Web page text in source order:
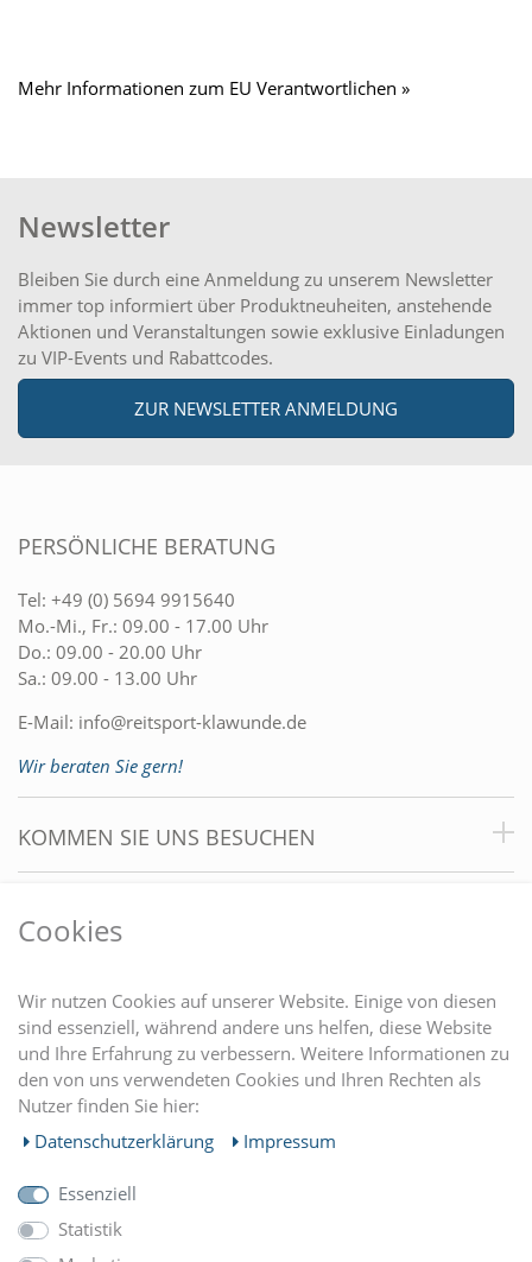
Mehr Informationen zum EU Verantwortlichen »
Newsletter
Bleiben Sie durch eine Anmeldung zu unserem Newsletter
immer top informiert über Produktneuheiten, anstehende
Aktionen und Veranstaltungen sowie exklusive Einladungen
zu VIP-Events und Rabattcodes.
ZUR NEWSLETTER ANMELDUNG
PERSÖNLICHE BERATUNG
Tel: +49 (0) 5694 9915640
Mo.-Mi., Fr.: 09.00 - 17.00 Uhr
Do.: 09.00 - 20.00 Uhr
Sa.: 09.00 - 13.00 Uhr
E-Mail: info@reitsport-klawunde.de
Wir beraten Sie gern!
KOMMEN SIE UNS BESUCHEN
DU FINDEST UNS AUCH AUF
EINKAUFEN
MEIN KONTO
UNTERNEHMEN
Cookies
Wir nutzen Cookies auf unserer Website. Einige von diesen
sind essenziell, während andere uns helfen, diese Website
und Ihre Erfahrung zu verbessern. Weitere Informationen zu
den von uns verwendeten Cookies und Ihren Rechten als
Nutzer finden Sie hier:
Daten­schutz­erklärung
Impressum
Essenziell
Statistik